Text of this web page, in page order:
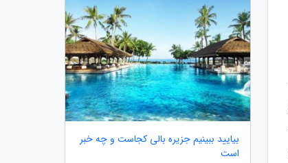
بیایید ببینیم جزیره بالی کجاست و چه خبر
است